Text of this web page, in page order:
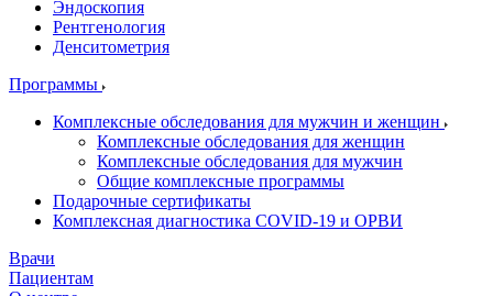
Эндоскопия
Рентгенология
Денситометрия
Программы
Комплексные обследования для мужчин и женщин
Комплексные обследования для женщин
Комплексные обследования для мужчин
Общие комплексные программы
Подарочные сертификаты
Комплексная диагностика COVID-19 и ОРВИ
Врачи
Пациентам